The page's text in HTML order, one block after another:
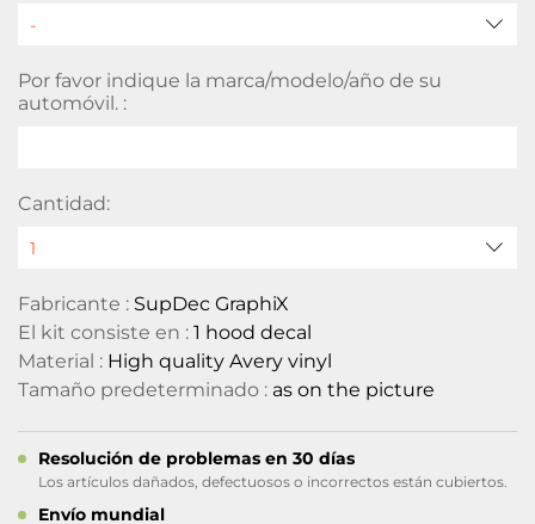
Por favor indique la marca/modelo/año de su
automóvil. :
Cantidad:
Fabricante : SupDec GraphiX
El kit consiste en : 1 hood decal
Material : High quality Avery vinyl
Tamaño predeterminado : as on the picture
Resolución de problemas en 30 días
Los artículos dañados, defectuosos o incorrectos están cubiertos.
Envío mundial